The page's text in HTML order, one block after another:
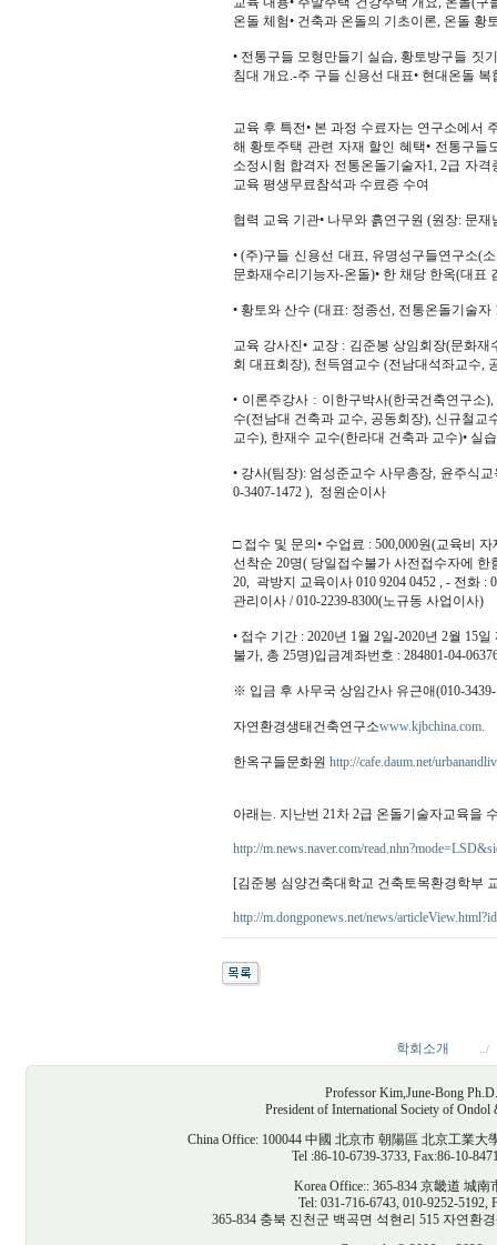
온돌 체험• 건축과 온돌의 기초이론, 온돌 황
• 전통구들 모형만들기 실습, 황토방구들 짓
침대 개요.-주 구들 신용선 대표• 현대온돌
교육 후 특전• 본 과정 수료자는 연구소에서
해 황토주택 관련 자재 할인 혜택• 전통구
소정시험 합격자 전통온돌기술자1, 2급 자
교육 평생무료참석과 수료증 수여
협력 교육 기관• 나무와 흙연구원 (원장: 문
• (주)구들 신용선 대표, 유명성구들연구소(
문화재수리기능자-온돌)• 한 채당 한옥(대표
• 황토와 산수 (대표: 정종선, 전통온돌기술
교육 강사진• 교장 : 김준봉 상임회장(문화
회 대표회장), 천득염교수 (전남대석좌교수,
• 이론주강사 : 이한구박사(한국건축연구소
수(전남대 건축과 교수, 공동회장), 신규철
교수), 한재수 교수(한라대 건축과 교수)• 실
• 강사(팀장): 엄성준교수 사무총장, 윤주식
0-3407-1472 ), 정원순이사
□ 접수 및 문의• 수업료 : 500,000원(교육비
선착순 20명( 당일접수불가 사전접수자에
20, 곽방지 교육이사 010 9204 0452 , - 전화 :
관리이사 / 010-2239-8300(노규동 사업이사)
• 접수 기간 : 2020년 1월 2일-2020년 2월 15
불가, 총 25명)입금계좌번호 : 284801-04-
※ 입금 후 사무국 상임간사 유근애(010-
자연환경생태건축연구소www.kjbchina.com.
한옥구들문화원 http://cafe.daum.net/
아래는. 지난번 21차 2급 온돌기술자교육을
http://m.news.naver.com/
[김준봉 심양건축대학교 건축토목환경학부
http://m.dongponews.net/news/
학회소개 ../
Professor Kim,June-Bong
President of International Society of Ondol
China Office: 100044 中國 北京市 朝陽區 北京工業
Tel :86-10-6739-3733, Fax:86-10-
Korea Office:: 365-834 京畿道 城
Tel: 031-716-6743, 010-9252-5192,
365-834 충북 진천군 백곡면 석현리 515 자연환경